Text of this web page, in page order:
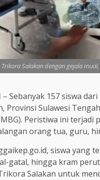
Salakan dengan gejala
– Sebanyak 157 siswa
Provinsi Sulawesi
Peristiwa ini terjadi
orang tua, guru,
siswa yang
gatal, hingga kram
Salakan untuk